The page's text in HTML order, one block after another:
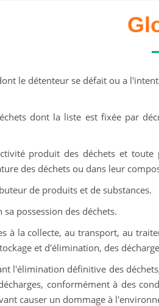
le détenteur se défait ou a
dont la liste est fixée par
produit des déchets et toute
des déchets ou dans leur
de produits et de substances.
possession des déchets.
à la collecte, au transport, au
et d'élimination, des
l'élimination définitive des
conformément à des
causer un dommage à